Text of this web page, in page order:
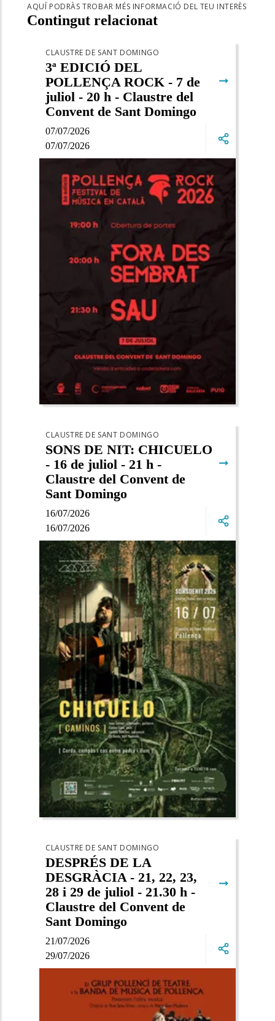
AQUÍ PODRÀS TROBAR MÉS INFORMACIÓ DEL TEU INTERÈS
Contingut relacionat
07/07/2026
07/07/2026
CLAUSTRE DE SANT DOMINGO
3ª EDICIÓ DEL
POLLENÇA ROCK - 7 de
juliol - 20 h - Claustre del
Convent de Sant Domingo
➞
16/07/2026
16/07/2026
CLAUSTRE DE SANT DOMINGO
SONS DE NIT: CHICUELO
- 16 de juliol - 21 h -
Claustre del Convent de
Sant Domingo
➞
21/07/2026
29/07/2026
CLAUSTRE DE SANT DOMINGO
DESPRÉS DE LA
DESGRÀCIA - 21, 22, 23,
28 i 29 de juliol - 21.30 h -
Claustre del Convent de
Sant Domingo
➞